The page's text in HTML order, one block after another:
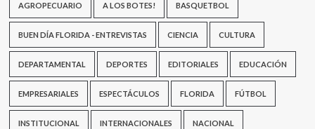
AGROPECUARIO A LOS BOTES! BASQUETBOL
BUEN DÍA FLORIDA - ENTREVISTAS CIENCIA CULTURA
DEPARTAMENTAL DEPORTES EDITORIALES EDUCACIÓN
EMPRESARIALES ESPECTÁCULOS FLORIDA FÚTBOL
INSTITUCIONAL INTERNACIONALES NACIONAL